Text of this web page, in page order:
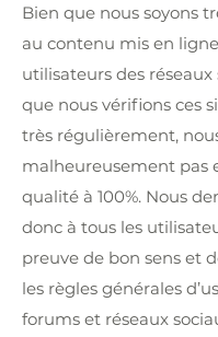
Bien que nous soyons
au contenu mis en
utilisateurs des réseaux
que nous vérifions ces
très régulièrement,
malheureusement pas
qualité à 100%. Nous
donc à tous les
preuve de bon sens et
les règles générales
forums et réseaux